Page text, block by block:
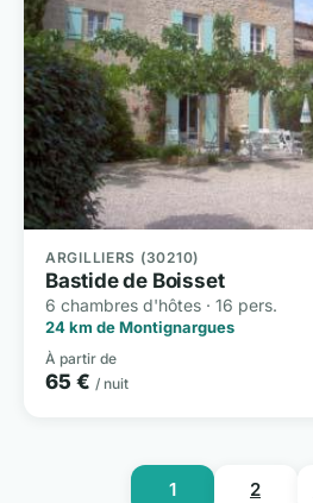
ARGILLIERS (30210)
Bastide de Boisset
6 chambres d'hôtes · 16 pers.
24 km de Montignargues
À partir de
65 € / nuit
1 2